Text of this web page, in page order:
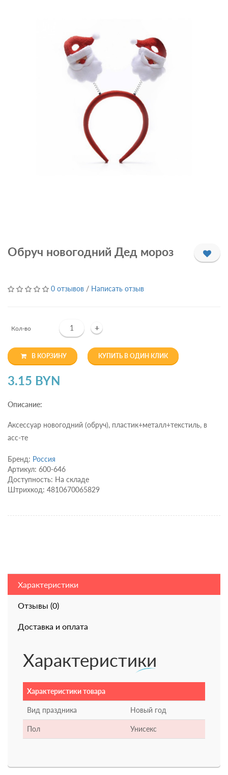
Обруч новогодний Дед мороз
0 отзывов / Написать отзыв
Кол-во +
В КОРЗИНУ КУПИТЬ В ОДИН КЛИК
3.15 BYN
Описание:
Аксессуар новогодний (обруч), пластик+металл+текстиль, в
асс-те
Бренд: Россия
Артикул: 600-646
Доступность: На складе
Штрихкод: 4810670065829
Характеристики
Отзывы (0)
Доставка и оплата
Характеристики
Характеристики товара
Вид праздника Новый год
Пол Унисекс